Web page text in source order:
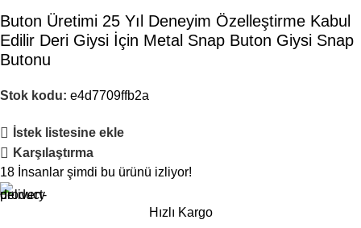
Buton Üretimi 25 Yıl Deneyim Özelleştirme Kabul
Edilir Deri Giysi İçin Metal Snap Buton Giysi Snap
Butonu
Stok kodu: e4d7709ffb2a
İstek listesine ekle
Karşılaştırma
18 İnsanlar şimdi bu ürünü izliyor!
Hızlı Kargo